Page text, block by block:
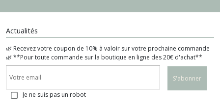
Actualités
🌿 Recevez votre coupon de 10% à valoir sur votre prochaine commande
🌿 **Pour toute commande sur la boutique en ligne des 20€ d'achat**
S'abonner
Je ne suis pas un robot